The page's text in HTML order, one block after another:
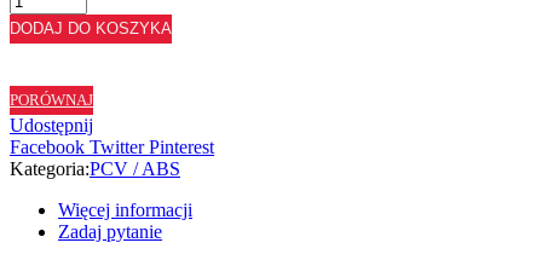
ABS
ZIELONY
ST15
-
23/2
DODAJ DO KOSZYKA
PORÓWNAJ
Udostępnij
Facebook Twitter Pinterest
Kategoria:PCV / ABS
Więcej informacji
Zadaj pytanie